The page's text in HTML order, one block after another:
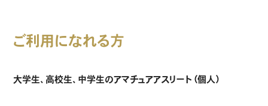
ご利用になれる方
大学生、高校生、中学生のアマチュアアスリート（個人）